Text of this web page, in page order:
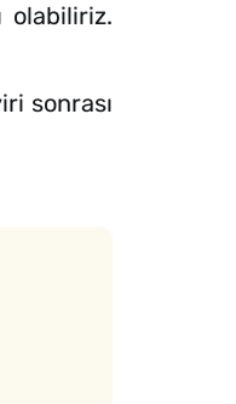
olabiliriz.
sonrası